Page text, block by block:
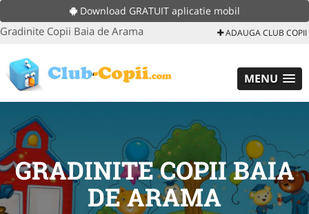
Download GRATUIT aplicatie mobil
Gradinite Copii Baia de Arama ADAUGA CLUB COPII
MENU
GRADINITE COPII BAIA
DE ARAMA